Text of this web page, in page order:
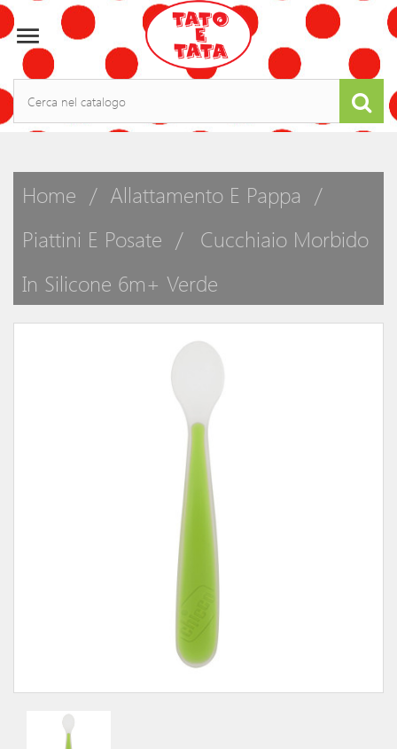

Home
Allattamento E Pappa
Piattini E Posate
Cucchiaio Morbido
In Silicone 6m+ Verde